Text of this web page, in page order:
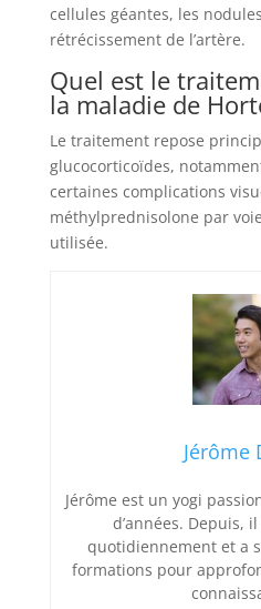
cellules géantes, les
rétrécissement de l’artère.
Quel est le
la maladie de
Le traitement repose
glucocorticoïdes,
certaines complications
méthylprednisolone par
utilisée.
Jérôme
Jérôme est un yogi
d’années. Depuis,
quotidiennement et a
formations pour